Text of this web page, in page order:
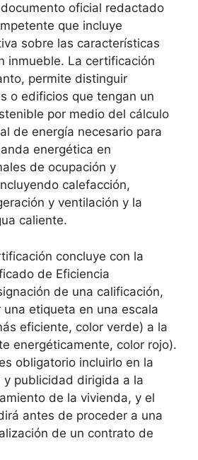
oficial redactado
que incluye
sobre las características
inmueble. La certificación
permite distinguir
o edificios que tengan un
por medio del cálculo
de energía necesario para
energética en
de ocupación y
calefacción,
y ventilación y la
caliente.
concluye con la
de Eficiencia
de una calificación,
etiqueta en una escala
eficiente, color verde) a la
energéticamente, color rojo).
obligatorio incluirlo en la
y publicidad dirigida a la
de la vivienda, y el
antes de proceder a una
de un contrato de